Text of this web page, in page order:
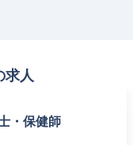
求人
・保健師